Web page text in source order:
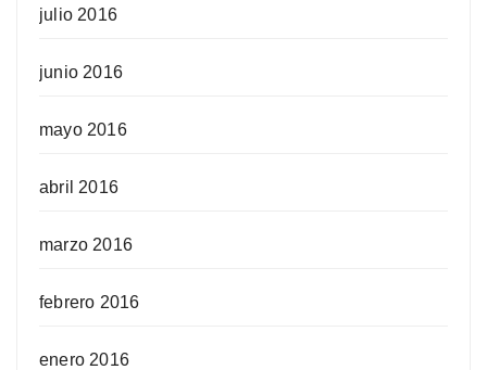
julio 2016
junio 2016
mayo 2016
abril 2016
marzo 2016
febrero 2016
enero 2016